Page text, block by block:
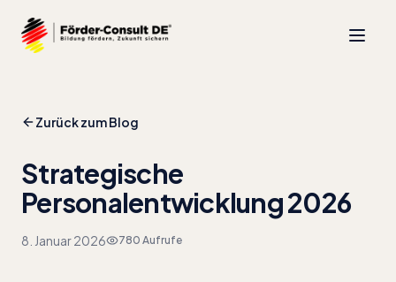
Zurück zum Blog
Strategische
Personalentwicklung 2026
8. Januar 2026 780 Aufrufe